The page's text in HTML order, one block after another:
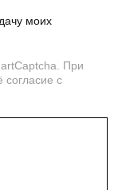
моих
При
согласие с